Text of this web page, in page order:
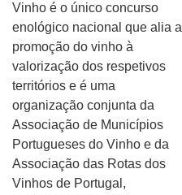
Vinho é o único concurso
enológico nacional que alia a
promoção do vinho à
valorização dos respetivos
territórios e é uma
organização conjunta da
Associação de Municípios
Portugueses do Vinho e da
Associação das Rotas dos
Vinhos de Portugal,